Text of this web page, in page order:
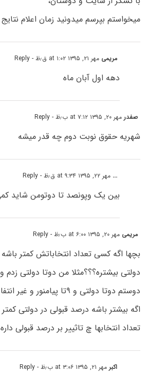
میخواستم بپرسم میدونید زمان اعلام
مریمی مهر ۲۱, ۱۳۹۵ at ۱:۰۲ ق٫ظ - Reply
دهه اول آبان ماه
صفدرمهر ۲۰, ۱۳۹۵ at ۷:۱۲ ب٫ظ - Reply
شهریه حقوق نوبت دوم چه قدر میشه
... مهر ۲۲, ۱۳۹۵ at ۹:۳۴ ق٫ظ - Reply
بین یک وپونصد تا دوتومن شاید
مریمی مهر ۲۰, ۱۳۹۵ at ۶:۰۰ ب٫ظ - Reply
بچها اگه کسی تعداد انتخاباتش کمتر
دولتی بیشتره؟؟؟مثلا من دوتا دولتی زدم
دوستم دوتا دولتی و ۹تا
اگه بیشتر باشه درصد قبولی در دولتی
تعداد انتخابها چ تاثییر بر درصد قبولی
اکبرمهر ۲۱, ۱۳۹۵ at ۳:۰۶ ب٫ظ - Reply